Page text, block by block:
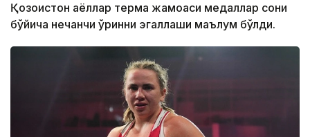
Қозоғистон аёллар терма жамоаси медаллар сони
бўйича нечанчи ўринни эгаллаши маълум бўлди.